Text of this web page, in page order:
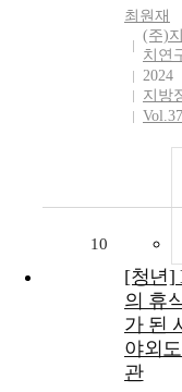
최원재
(주)
치연
2024
지방
10
[청년]
의 휴
가 된
야외
관